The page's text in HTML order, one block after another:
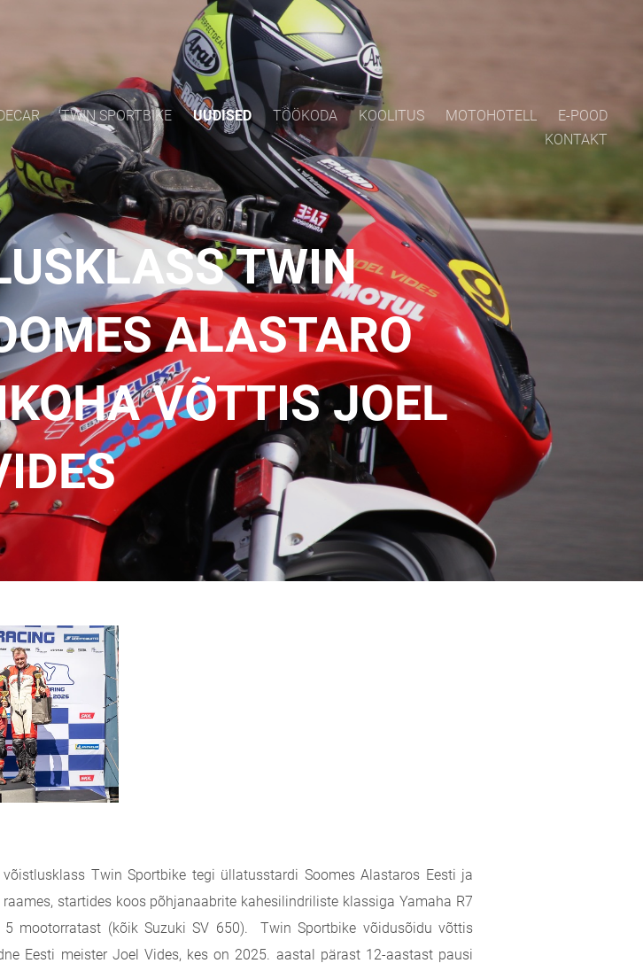
TWIN SPORTBIKE UUDISED TÖÖKODA KOOLITUS MOTOHOTELL
E-POOD
KONTAKT
TWIN
ALASTARO
VÕTTIS JOEL
Twin Sportbike tegi üllatusstardi Soomes Alastaros Eesti ja
startides koos põhjanaabrite kahesilindriliste klassiga Yamaha R7
mootorratast (kõik Suzuki SV 650). Twin Sportbike võidusõidu võttis
Eesti meister Joel Vides, kes on 2025. aastal pärast 12-aastast pausi